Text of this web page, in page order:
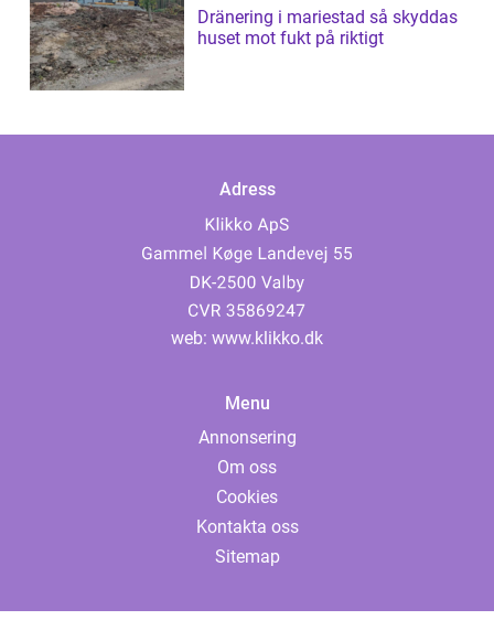
Dränering i mariestad så skyddas
huset mot fukt på riktigt
Adress
web: www.klikko.dk
Menu
Annonsering
Om oss
Cookies
Kontakta oss
Sitemap